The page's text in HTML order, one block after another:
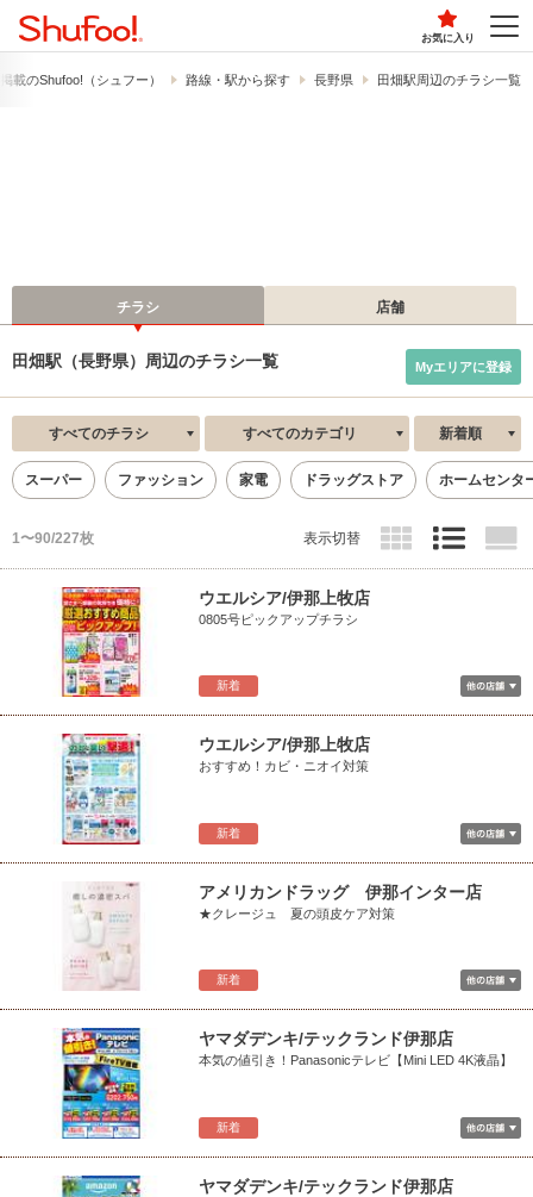
お気に入り
載の​Shufoo!​（シュフー） 路線・駅から探す 長野県 田畑駅周辺のチラシ一覧
チラシ 店舗
田畑駅（長野県）周辺のチラシ一覧 Myエリアに登録
すべてのチラシ すべてのカテゴリ 新着順
スーパー ファッション 家電 ドラッグストア ホームセンタ
1〜90/227枚 表示切替
新着
ウエルシア/伊那上牧店
0805号ピックアップチラシ
新着
ウエルシア/伊那上牧店
おすすめ！カビ・ニオイ対策
新着
アメリカンドラッグ 伊那インター店
★クレージュ 夏の頭皮ケア対策
新着
ヤマダデンキ/テックランド伊那店
本気の値引き！Panasonicテレビ【Mini LED 4K液晶】
ヤマダデンキ/テックランド伊那店